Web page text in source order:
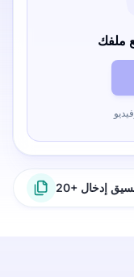
ملفك
تنسيق إدخال